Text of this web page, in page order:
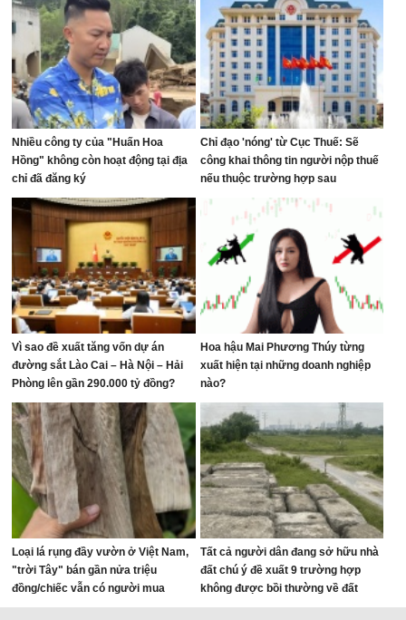
Nhiều công ty của "Huấn Hoa
Hồng" không còn hoạt động tại địa
chỉ đã đăng ký
Chỉ đạo 'nóng' từ Cục Thuế: Sẽ
công khai thông tin người nộp thuế
nếu thuộc trường hợp sau
Vì sao đề xuất tăng vốn dự án
đường sắt Lào Cai – Hà Nội – Hải
Phòng lên gần 290.000 tỷ đồng?
Hoa hậu Mai Phương Thúy từng
xuất hiện tại những doanh nghiệp
nào?
Loại lá rụng đầy vườn ở Việt Nam,
"trời Tây" bán gần nửa triệu
đồng/chiếc vẫn có người mua
Tất cả người dân đang sở hữu nhà
đất chú ý đề xuất 9 trường hợp
không được bồi thường về đất